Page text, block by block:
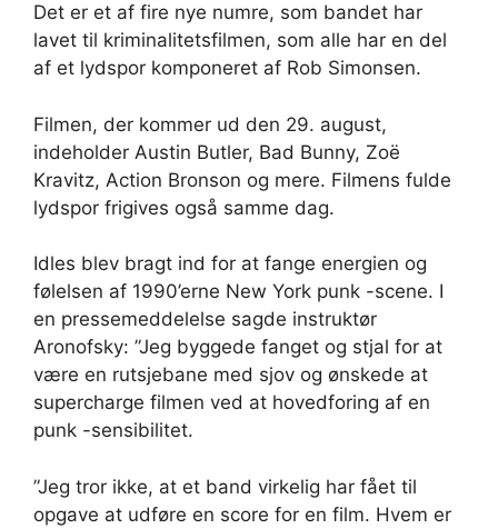
Det er et af fire nye numre, som bandet har
lavet til kriminalitetsfilmen, som alle har en del
af et lydspor komponeret af Rob Simonsen.
Filmen, der kommer ud den 29. august,
indeholder Austin Butler, Bad Bunny, Zoë
Kravitz, Action Bronson og mere. Filmens fulde
lydspor frigives også samme dag.
Idles blev bragt ind for at fange energien og
følelsen af 1990’erne New York punk -scene. I
en pressemeddelelse sagde instruktør
Aronofsky: ”Jeg byggede fanget og stjal for at
være en rutsjebane med sjov og ønskede at
supercharge filmen ved at hovedforing af en
punk -sensibilitet.
”Jeg tror ikke, at et band virkelig har fået til
opgave at udføre en score for en film. Hvem er